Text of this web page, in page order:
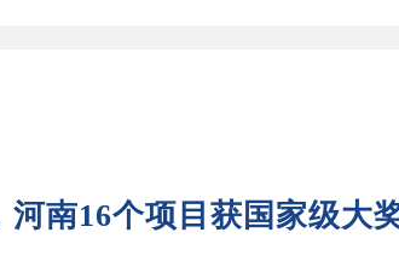
河南16个项目获国家级大